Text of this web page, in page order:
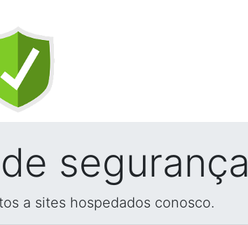
segurança
a sites hospedados conosco.